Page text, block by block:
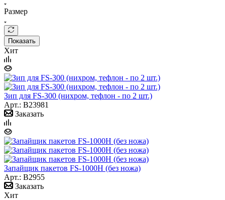
Размер
Показать
Хит
Зип для FS-300 (нихром, тефлон - по 2 шт.)
Арт.: B23981
Заказать
Запайщик пакетов FS-1000H (без ножа)
Арт.: B2955
Заказать
Хит